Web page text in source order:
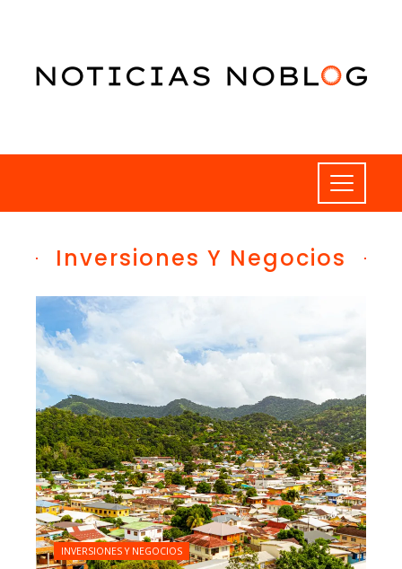
Inversiones Y Negocios
INVERSIONES Y NEGOCIOS